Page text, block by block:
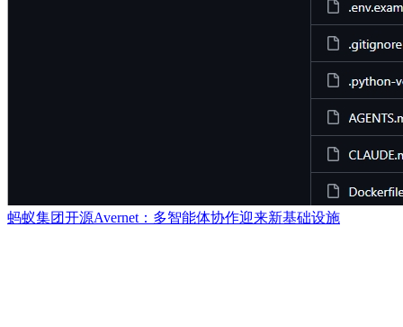
蚂蚁集团开源Avernet：多智能体协作迎来新基础设施